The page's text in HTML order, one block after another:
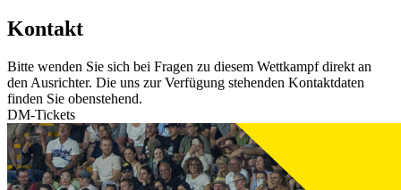
Kontakt
Bitte wenden Sie sich bei Fragen zu diesem Wettkampf direkt an
den Ausrichter. Die uns zur Verfügung stehenden Kontaktdaten
finden Sie obenstehend.
DM-Tickets